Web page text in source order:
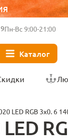
Пн-Вс 9:00-21:00
Каталог
LED RGB 3x0. 6